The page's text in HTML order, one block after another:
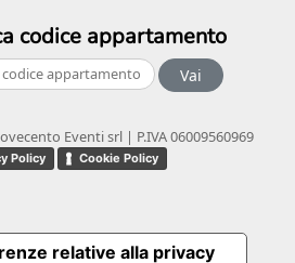
codice appartamento
Vai
Eventi srl | P.IVA 06009560969
Policy Cookie Policy
relative alla privacy